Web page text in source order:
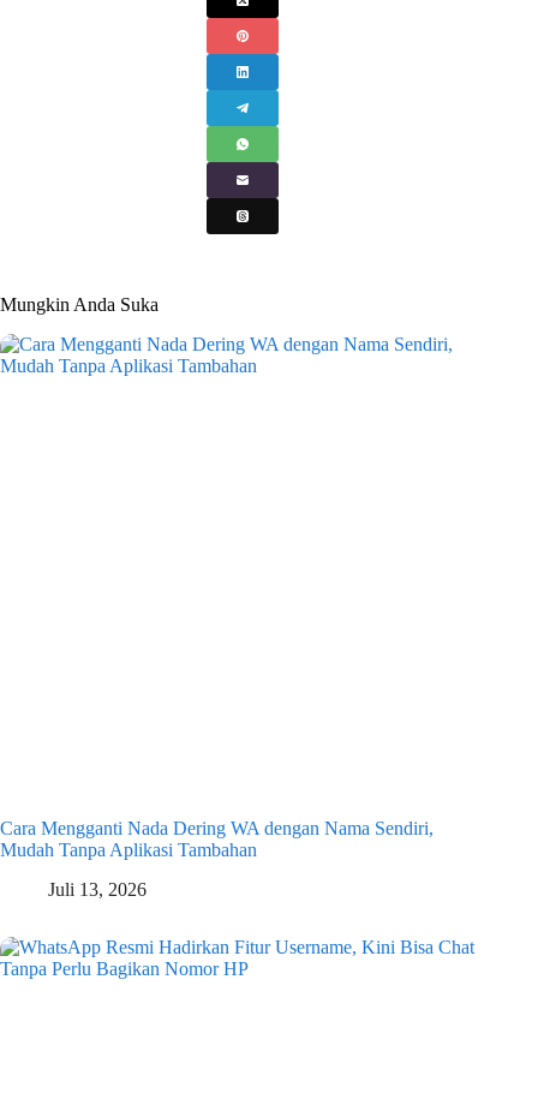
Mungkin Anda Suka
Cara Mengganti Nada Dering WA dengan Nama Sendiri,
Mudah Tanpa Aplikasi Tambahan
Juli 13, 2026